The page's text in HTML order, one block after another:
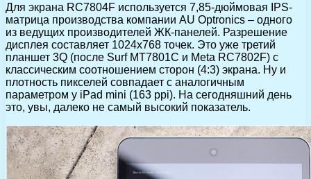
Для экрана RC7804F используется 7,85-дюймовая IPS-
матрица производства компании AU Optronics – одного
из ведущих производителей ЖК-панелей. Разрешение
дисплея составляет 1024х768 точек. Это уже третий
планшет 3Q (после Surf MT7801C и Meta RC7802F) с
классическим соотношением сторон (4:3) экрана. Ну и
плотность пикселей совпадает с аналогичным
параметром у iPad mini (163 ppi). На сегодняшний день
это, увы, далеко не самый высокий показатель.